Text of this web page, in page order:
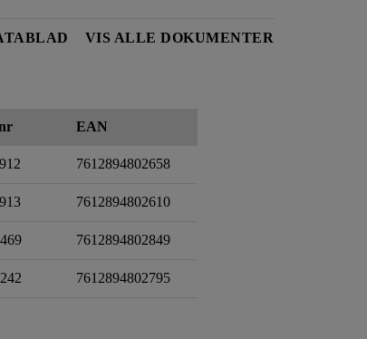
VIS ALLE DOKUMENTER
EAN
7612894802658
7612894802610
7612894802849
7612894802795